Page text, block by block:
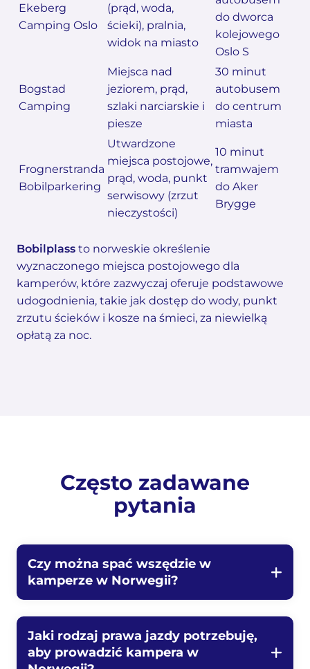
Ekeberg
Camping Oslo
(prąd, woda,
ścieki), pralnia,
widok na miasto
do dworca
kolejowego
Oslo S
Bogstad
Camping
Miejsca nad
jeziorem, prąd,
szlaki narciarskie i
piesze
30 minut
autobusem
do centrum
miasta
Frognerstranda
Bobilparkering
Utwardzone
miejsca postojowe,
prąd, woda, punkt
serwisowy (zrzut
nieczystości)
10 minut
tramwajem
do Aker
Brygge
Bobilplass to norweskie określenie
wyznaczonego miejsca postojowego dla
kamperów, które zazwyczaj oferuje podstawowe
udogodnienia, takie jak dostęp do wody, punkt
zrzutu ścieków i kosze na śmieci, za niewielką
opłatą za noc.
Często zadawane
pytania
Czy można spać wszędzie w
kamperze w Norwegii?
Jaki rodzaj prawa jazdy potrzebuję,
aby prowadzić kampera w